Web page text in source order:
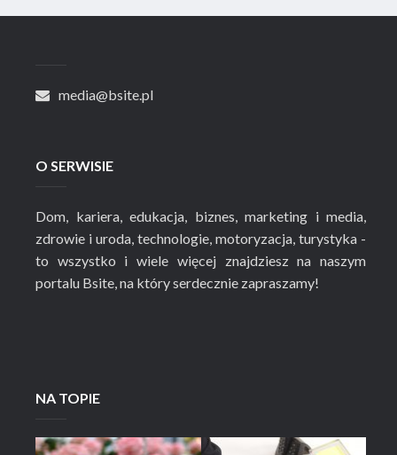
media@bsite.pl
O SERWISIE
Dom, kariera, edukacja, biznes, marketing i media,
zdrowie i uroda, technologie, motoryzacja, turystyka -
to wszystko i wiele więcej znajdziesz na naszym
portalu Bsite, na który serdecznie zapraszamy!
NA TOPIE